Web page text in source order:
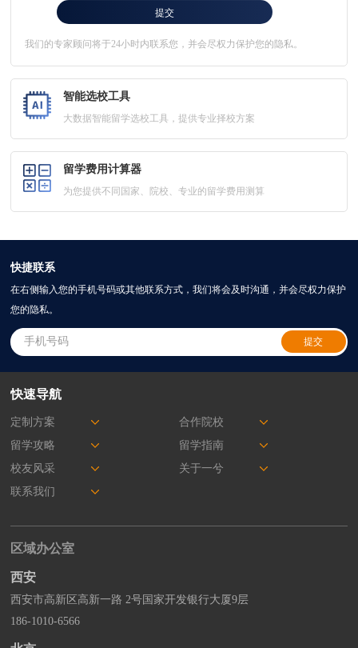
我们的专家顾问将于24小时内联系您，并会尽权力保护您的隐私。
智能选校工具
大数据智能留学选校工具，提供专业择校方案
留学费用计算器
为您提供不同国家、院校、专业的留学费用测算
快捷联系
在右侧输入您的手机号码或其他联系方式，我们将会及时沟通，并会尽权力保护
您的隐私。
快速导航
定制方案
合作院校
留学攻略
留学指南
校友风采
关于一兮
联系我们
区域办公室
西安
西安市高新区高新一路 2号国家开发银行大厦9层
186-1010-6566